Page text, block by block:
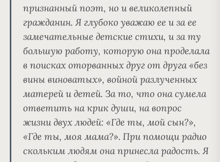
признанный поэт, но и великолепный
гражданин. Я глубоко уважаю ее и за ее
замечательные детские стихи, и за ту
большую работу, которую она проделала
в поисках оторванных друг от друга «без
вины виноватых», войной разлученных
матерей и детей. За то, что она сумела
ответить на крик души, на вопрос
жизни двух людей: «Где ты, мой сын?»,
«Где ты, моя мама?». При помощи радио
скольким людям она принесла радость. Я